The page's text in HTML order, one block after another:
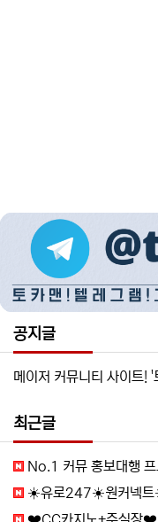
공지글
메이저 커뮤니티 사이트! '
최근글
️️No.1 커뮤 홍보대행
☀️유로247☀️원커넥트